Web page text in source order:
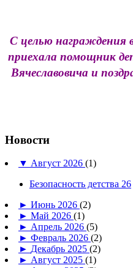
С целью награждения
приехала помощник
Вячеславовича и
Новости
▼ Август 2026 (1)
Безопасность детства 26
► Июнь 2026 (2)
► Май 2026 (1)
► Апрель 2026 (5)
► Февраль 2026 (2)
► Декабрь 2025 (2)
► Август 2025 (1)